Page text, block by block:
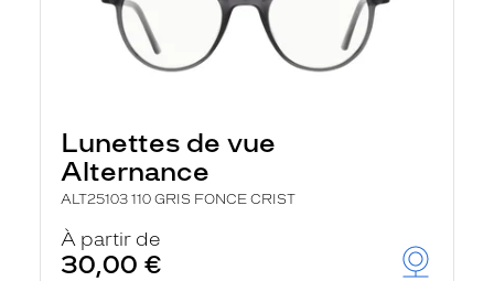
Lunettes de vue
Alternance
ALT25103 110 GRIS FONCE CRIST
À partir de
30,00 €